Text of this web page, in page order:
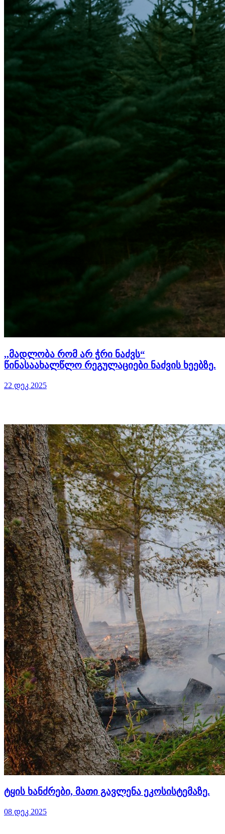
,,მადლობა რომ არ ჭრი ნაძვს“
წინასაახალწლო რეგულაციები ნაძვის ხეებზე.
22 დეკ 2025
ტყის ხანძრები, მათი გავლენა ეკოსისტემაზე.
08 დეკ 2025